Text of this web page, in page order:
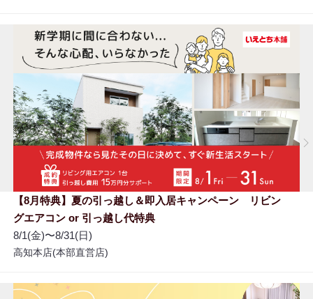
【8月特典】夏の引っ越し＆即入居キャンペーン リビン
グエアコン or 引っ越し代特典
8/1(金)〜8/31(日)
高知本店(本部直営店)